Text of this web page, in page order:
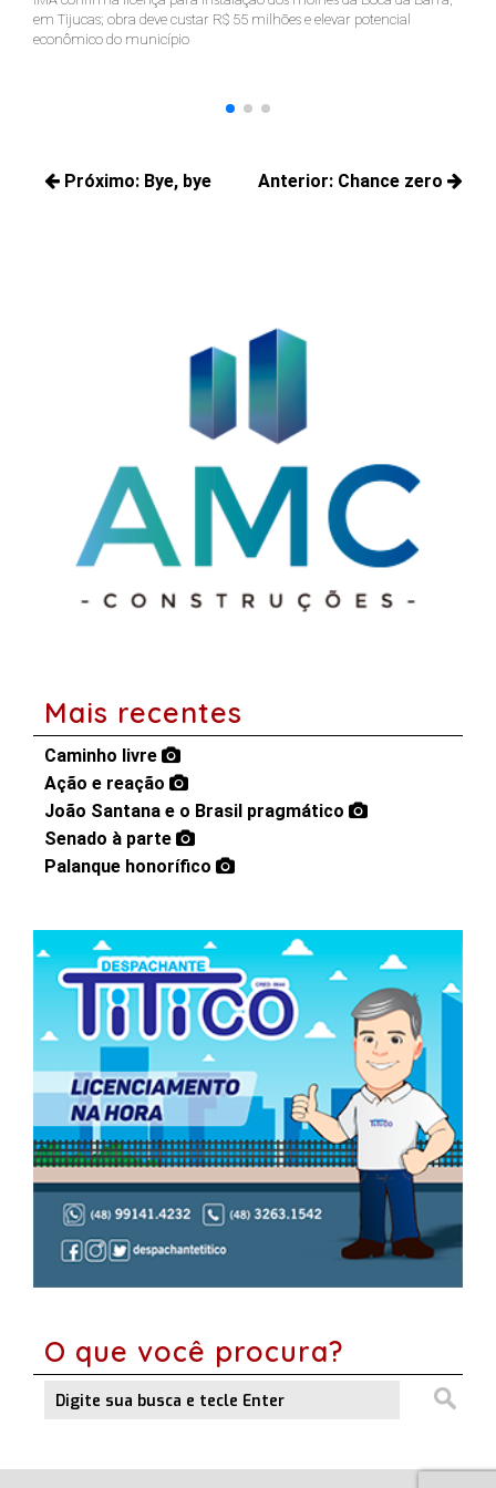
em Tijucas; obra deve custar R$ 55 milhões e elevar potencial
econômico do município
Navegação
Anterior: Chance zero
Próximo: Bye, bye
Mais recentes
Caminho livre
Ação e reação
João Santana e o Brasil pragmático
Senado à parte
Palanque honorífico
O que você procura?